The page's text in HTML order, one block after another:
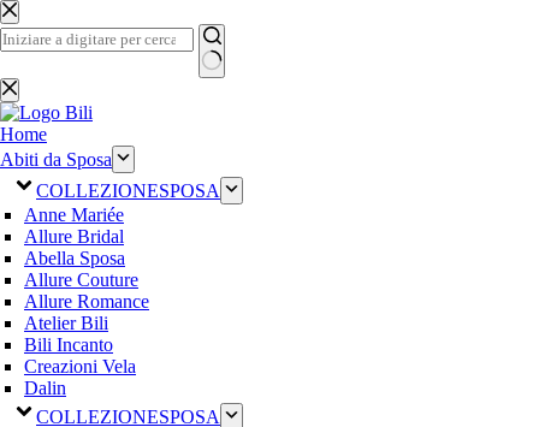
Salta
al
contenuto
Nessun
risultato
Home
Abiti da Sposa
COLLEZIONESPOSA
Anne Mariée
Allure Bridal
Abella Sposa
Allure Couture
Allure Romance
Atelier Bili
Bili Incanto
Creazioni Vela
Dalin
COLLEZIONESPOSA